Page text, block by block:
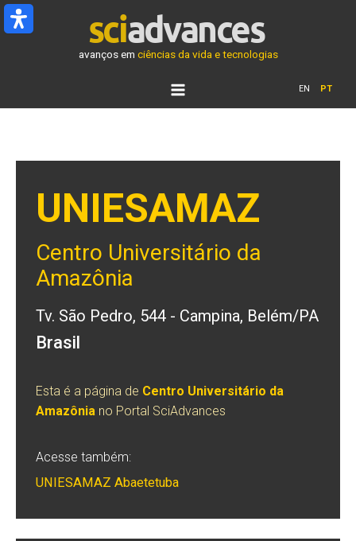
Ir
para
avanços em ciências da vida e tecnologias
EN PT
UNIESAMAZ
Centro Universitário da
Amazônia
Tv. São Pedro, 544 - Campina, Belém/PA
Brasil
Esta é a página de Centro Universitário da
Amazônia no Portal SciAdvances
Acesse também:
UNIESAMAZ Abaetetuba